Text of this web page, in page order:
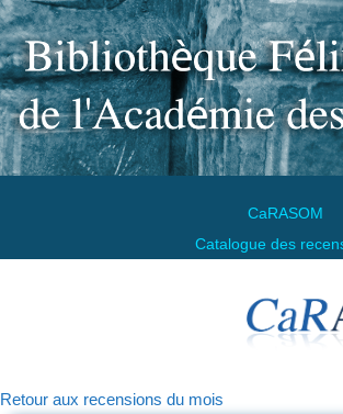
CaRASOM
Catalogue des
Retour aux recensions du mois